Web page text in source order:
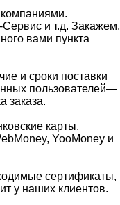
и т.д. Закажем,
вами пункта
и сроки поставки
пользователей—
заказа.
карты,
YooMoney и
сертификаты,
у наших клиентов.